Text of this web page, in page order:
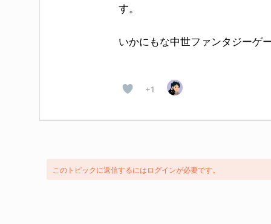
す。
いかにもな中世ファンタジーゲ
+1
このトピックに返信するにはログインが必要です。